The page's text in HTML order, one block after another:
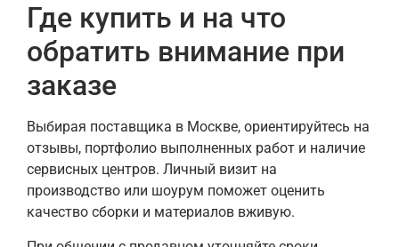
Где купить и на что
обратить внимание при
заказе
Выбирая поставщика в Москве, ориентируйтесь на
отзывы, портфолио выполненных работ и наличие
сервисных центров. Личный визит на
производство или шоурум поможет оценить
качество сборки и материалов вживую.